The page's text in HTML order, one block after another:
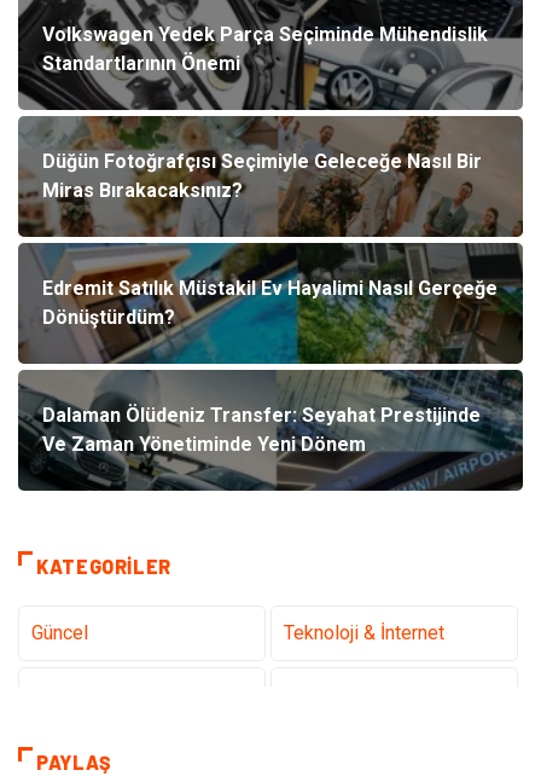
Volkswagen Yedek Parça Seçiminde Mühendislik
Standartlarının Önemi
Düğün Fotoğrafçısı Seçimiyle Geleceğe Nasıl Bir
Miras Bırakacaksınız?
Edremit Satılık Müstakil Ev Hayalimi Nasıl Gerçeğe
Dönüştürdüm?
Dalaman Ölüdeniz Transfer: Seyahat Prestijinde
Ve Zaman Yönetiminde Yeni Dönem
KATEGORILER
Güncel Teknoloji & İnternet
Kamera Sistemleri
PAYLAŞ